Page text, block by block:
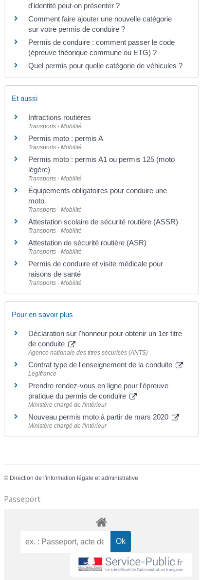
d'identité peut-on présenter ?
Comment faire ajouter une nouvelle catégorie
sur votre permis de conduire ?
Permis de conduire : comment passer le code
(épreuve théorique commune ou ETG) ?
Quel permis pour quelle catégorie de véhicules ?
Et aussi
Infractions routières
Transports - Mobilité
Permis moto : permis A
Transports - Mobilité
Permis moto : permis A1 ou permis 125 (moto
légère)
Transports - Mobilité
Équipements obligatoires pour conduire une
moto
Transports - Mobilité
Attestation scolaire de sécurité routière (ASSR)
Transports - Mobilité
Attestation de sécurité routière (ASR)
Transports - Mobilité
Permis de conduire et visite médicale pour
raisons de santé
Transports - Mobilité
Pour en savoir plus
Déclaration sur l'honneur pour obtenir un 1er titre
de conduite
Agence nationale des titres sécurisés (ANTS)
Contrat type de l'enseignement de la conduite
Legifrance
Prendre rendez-vous en ligne pour l'épreuve
pratique du permis de conduire
Ministère chargé de l'intérieur
Nouveau permis moto à partir de mars 2020
Ministère chargé de l'intérieur
© Direction de l'information légale et administrative
Passeport